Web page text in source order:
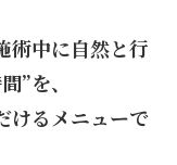
術中に自然と行
”を、
けるメニューで